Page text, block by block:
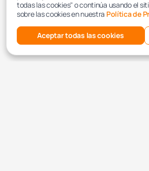
todas las cookies" o continúa usando el
sobre las cookies en nuestra Política de
Aceptar todas las cookies